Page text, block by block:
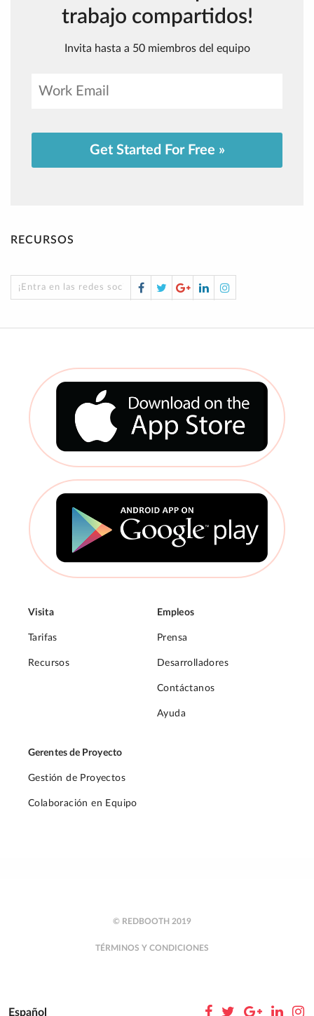
trabajo compartidos!
Invita hasta a 50 miembros del equipo
Get Started For Free »
RECURSOS
¡Entra en las redes sociales!Facebook
TwitterGoogle
Plus
LinkedInInstagram
Visita
Tarifas
Recursos
Empleos
Prensa
Desarrolladores
Contáctanos
Ayuda
Gerentes de Proyecto
Gestión de Proyectos
Colaboración en Equipo
© REDBOOTH 2019
TÉRMINOS Y CONDICIONES
Español